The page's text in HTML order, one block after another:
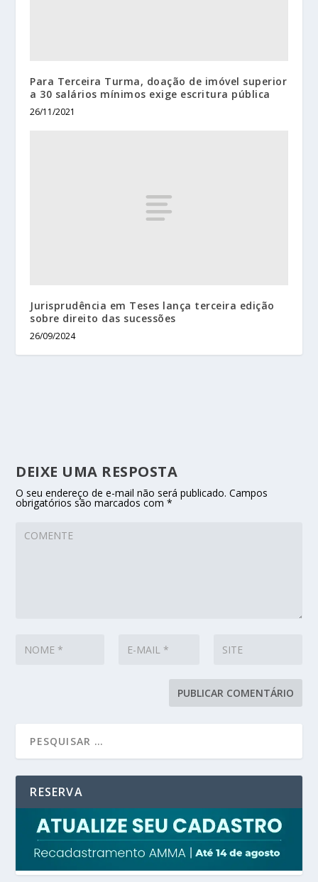
Para Terceira Turma, doação de imóvel superior
a 30 salários mínimos exige escritura pública
26/11/2021
Jurisprudência em Teses lança terceira edição
sobre direito das sucessões
26/09/2024
DEIXE UMA RESPOSTA
O seu endereço de e-mail não será publicado. Campos
obrigatórios são marcados com*
RESERVA